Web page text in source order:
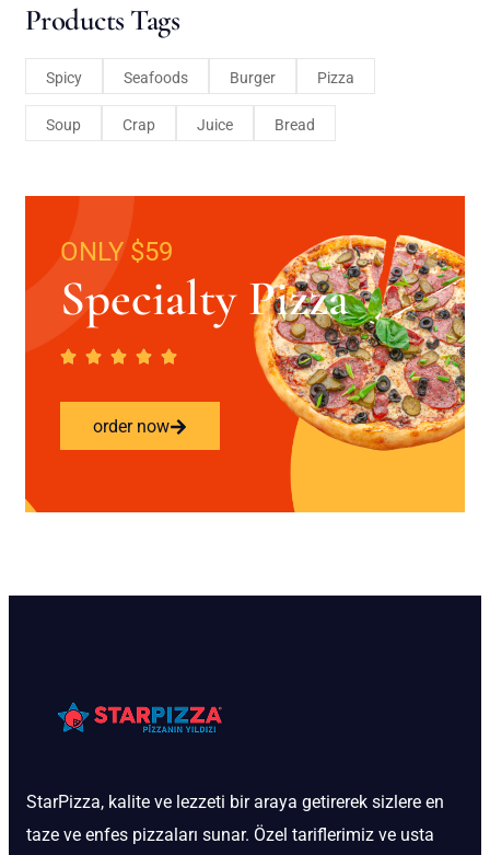
Products Tags
Spicy Seafoods Burger Pizza
Soup Crap Juice Bread
ONLY $59
Specialty Pizza
order now
StarPizza, kalite ve lezzeti bir araya getirerek sizlere en
taze ve enfes pizzaları sunar. Özel tariflerimiz ve usta